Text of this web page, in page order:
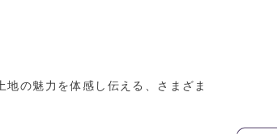
の魅力を体感し伝える、さまざま